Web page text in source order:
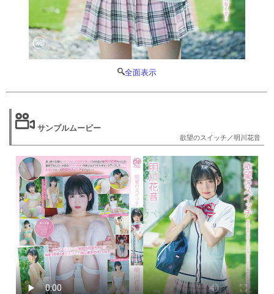
全面表示
サンプルムービー
欲望のスイッチ／明川花音